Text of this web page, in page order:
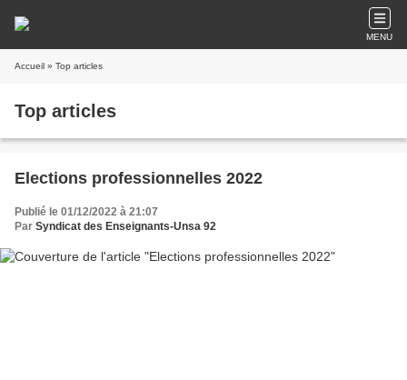
MENU
Accueil » Top articles
Top articles
Elections professionnelles 2022
Publié le 01/12/2022 à 21:07
Par Syndicat des Enseignants-Unsa 92